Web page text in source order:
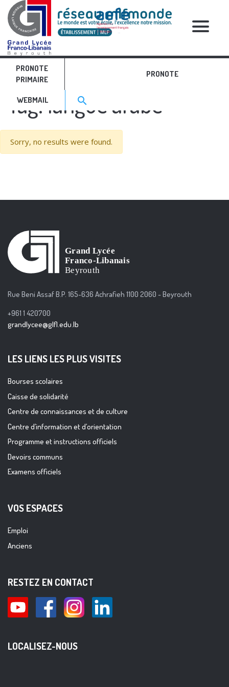
PRONOTE
PRIMAIRE
PRONOTE
WEBMAIL Search for:>
search
Tag:langue arabe
Sorry, no results were found.
Rue Beni Assaf B.P. 165-636 Achrafieh 1100 2060 - Beyrouth
+961 1 420700
grandlycee@glfl.edu.lb
LES LIENS LES PLUS VISITES
Bourses scolaires
Caisse de solidarité
Centre de connaissances et de culture
Centre d’information et d’orientation
Programme et instructions officiels
Devoirs communs
Examens officiels
VOS ESPACES
Emploi
Anciens
RESTEZ EN CONTACT
LOCALISEZ-NOUS